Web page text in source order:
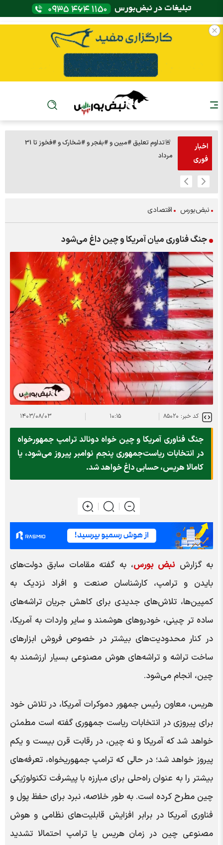
اخبار
فوری
🚨تداوم تعلیق #مبین و #بفجر و #شخارک و #فخوز تا 31
مرداد
نبض‌بورس اقتصادی
جنگ فناوری میان آمریکا و چین داغ می‌شود
کد خبر: ۸۵۰۲۰ ۱۰:۱۵ ۱۴۰۳/۰۸/۰۳
جنگ فناوری آمریکا و چین خواه دونالد ترامپ جمهورخواه
در انتخابات ریاست‌جمهوری پنجم نوامبر پیروز می‌شود، یا
کامالا هریس، حسابی داغ خواهد شد.
به گزارشنبض بورس، به گفته مقامات سابق دولت‌های
بایدن و ترامپ، کارشناسان صنعت و افراد نزدیک به
کمپین‌ها، تلاش‌های جدیدی برای کاهش جریان تراشه‌های
ساده تر چینی، خودروهای هوشمند و سایر واردات به آمریکا،
در کنار محدودیت‌های بیشتر در خصوص فروش ابزارهای
ساخت تراشه و تراشه‌های هوش مصنوعی بسیار ارزشمند به
چین، انجام می‌شود.
هریس، معاون رئیس جمهور دموکرات آمریکا، در تلاش خود
برای پیروزی در انتخابات ریاست جمهوری گفته است مطمئن
خواهد شد که آمریکا و نه چین، در رقابت قرن بیست و یکم
پیروز خواهد شد؛ در حالی که ترامپ جمهوریخواه، تعرفه‌های
بیشتر را به عنوان راه‌حلی برای مبارزه با پیشرفت تکنولوژیکی
چین مطرح کرده است. به طور خلاصه، نبرد برای حفظ پول و
فناوری آمریکا در برابر افزایش قابلیت‌های نظامی و هوش
مصنوعی چین در زمان هریس یا ترامپ احتمالا تشدید